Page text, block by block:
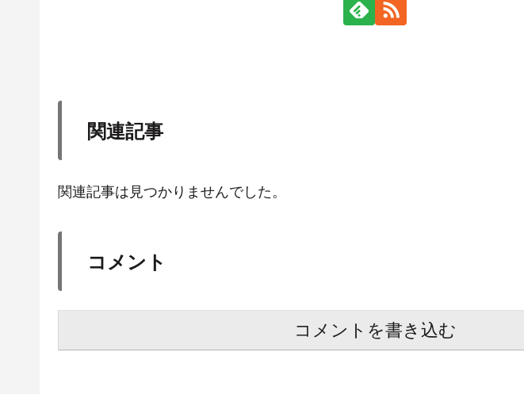
関連記事
関連記事は見つかりませんでした。
コメント
コメントを書き込む